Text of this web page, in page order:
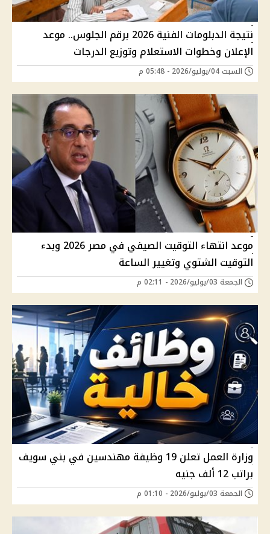
نتيجة الدبلومات الفنية 2026 برقم الجلوس.. موعد
الإعلان وخطوات الاستعلام وتوزيع الدرجات
السبت 04/يوليو/2026 - 05:48 م
موعد انتهاء التوقيت الصيفي في مصر 2026 وبدء
التوقيت الشتوي وتغيير الساعة
الجمعة 03/يوليو/2026 - 02:11 م
وزارة العمل تعلن 19 وظيفة مهندسين في بني سويف
براتب 12 ألف جنيه
الجمعة 03/يوليو/2026 - 01:10 م